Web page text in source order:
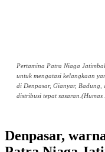
Pertamina Patra Niaga
untuk mengatasi kelangkaan
di Denpasar, Gianyar, Badung,
distribusi tepat sasaran.(Humas
Denpasar,